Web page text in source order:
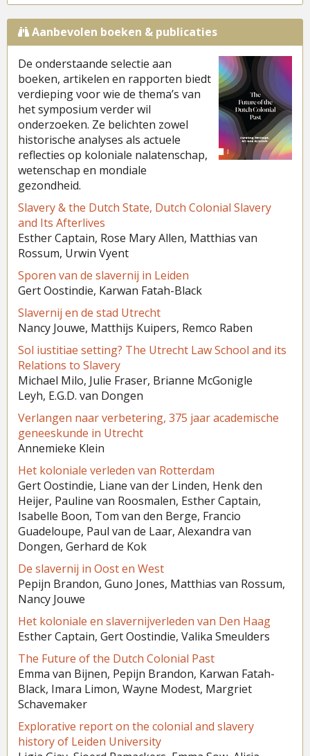
Aanbevolen boeken & publicaties
De onderstaande selectie aan
boeken, artikelen en rapporten biedt
verdieping voor wie de thema’s van
het symposium verder wil
onderzoeken. Ze belichten zowel
historische analyses als actuele
reflecties op koloniale nalatenschap,
wetenschap en mondiale
gezondheid.
Slavery & the Dutch State, Dutch Colonial Slavery
and Its Afterlives
Esther Captain, Rose Mary Allen, Matthias van
Rossum, Urwin Vyent
Sporen van de slavernij in Leiden
Gert Oostindie, Karwan Fatah-Black
Slavernij en de stad Utrecht
Nancy Jouwe, Matthijs Kuipers, Remco Raben
Sol iustitiae setting? The Utrecht Law School and its
Relations to Slavery
Michael Milo, Julie Fraser, Brianne McGonigle
Leyh, E.G.D. van Dongen
Verlangen naar verbetering, 375 jaar academische
geneeskunde in Utrecht
Annemieke Klein
Het koloniale verleden van Rotterdam
Gert Oostindie, Liane van der Linden, Henk den
Heijer, Pauline van Roosmalen, Esther Captain,
Isabelle Boon, Tom van den Berge, Francio
Guadeloupe, Paul van de Laar, Alexandra van
Dongen, Gerhard de Kok
De slavernij in Oost en West
Pepijn Brandon, Guno Jones, Matthias van Rossum,
Nancy Jouwe
Het koloniale en slavernijverleden van Den Haag
Esther Captain, Gert Oostindie, Valika Smeulders
The Future of the Dutch Colonial Past
Emma van Bijnen, Pepijn Brandon, Karwan Fatah-
Black, Imara Limon, Wayne Modest, Margriet
Schavemaker
Explorative report on the colonial and slavery
history of Leiden University